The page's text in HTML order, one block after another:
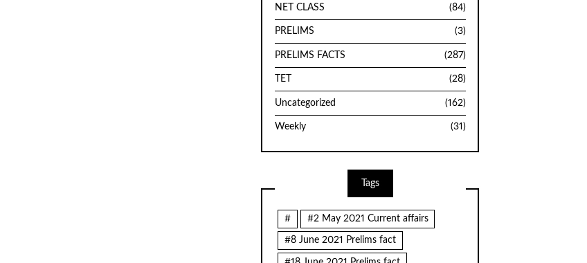
NET CLASS (84)
PRELIMS (3)
PRELIMS FACTS (287)
TET (28)
Uncategorized (162)
Weekly (31)
Tags
# #2 May 2021 Current affairs
#8 June 2021 Prelims fact